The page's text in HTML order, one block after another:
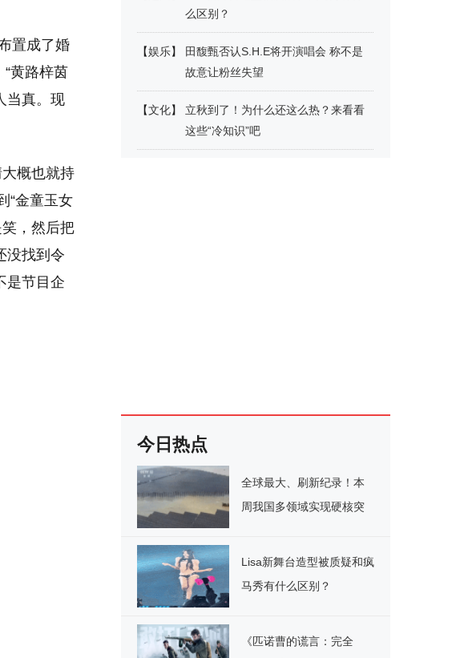
置成了婚
“黄路梓茵
当真。现
概也就持
“金童玉女
，然后把
没找到令
是节目企
么区别？
【娱乐】
田馥甄否认S.H.E将开演唱会 称不是
故意让粉丝失望
【文化】
立秋到了！为什么还这么热？来看看
这些“冷知识”吧
今日热点
全球最大、刷新纪录！本
周我国多领域实现硬核突
Lisa新舞台造型被质疑和疯
马秀有什么区别？
《匹诺曹的谎言：完全